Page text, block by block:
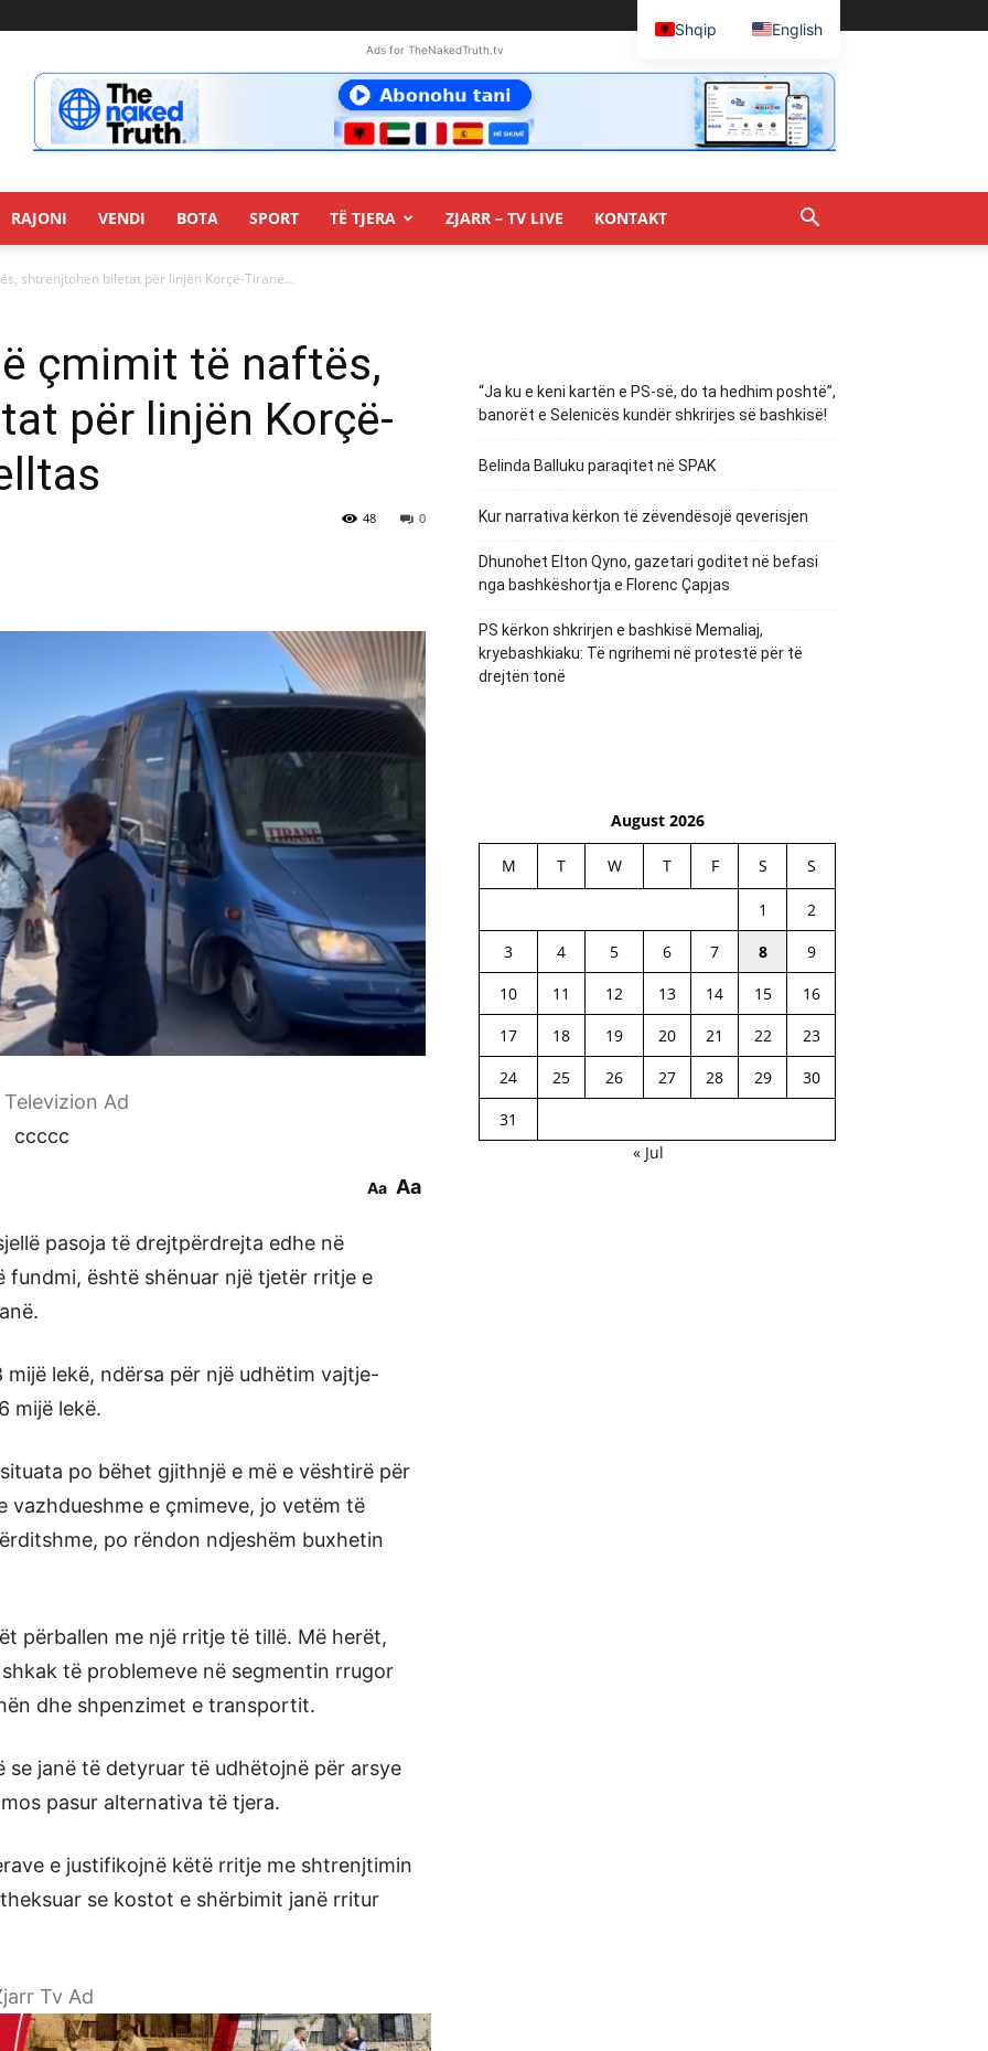
Ads for TheNakedTruth.tv
RAJONI VENDI BOTA SPORT TË TJERA ZJARR – TV LIVE KONTAKT
shtrenjtohen biletat për linjën Korçë-Tiranë...
çmimit të naftës,
për linjën Korçë-
0
48
Ad
ccccc
Aa Aa
pasoja të drejtpërdrejta edhe në
është shënuar një tjetër rritje e
lekë, ndërsa për një udhëtim vajtje-
mijë lekë.
po bëhet gjithnjë e më e vështirë për
vazhdueshme e çmimeve, jo vetëm të
po rëndon ndjeshëm buxhetin
përballen me një rritje të tillë. Më herët,
të problemeve në segmentin rrugor
dhe shpenzimet e transportit.
janë të detyruar të udhëtojnë për arsye
pasur alternativa të tjera.
e justifikojnë këtë rritje me shtrenjtimin
se kostot e shërbimit janë rritur
Tv Ad
“Ja ku e keni kartën e PS-së, do ta hedhim poshtë”,
banorët e Selenicës kundër shkrirjes së bashkisë!
Belinda Balluku paraqitet në SPAK
Kur narrativa kërkon të zëvendësojë qeverisjen
Dhunohet Elton Qyno, gazetari goditet në befasi
nga bashkëshortja e Florenc Çapjas
PS kërkon shkrirjen e bashkisë Memaliaj,
kryebashkiaku: Të ngrihemi në protestë për të
drejtën tonë
August 2026
M T W T F S S
1
2
3
4 5 6 7 8
9
10
11 12 13 14 15
16
17
18 19 20 21 22
23
24
25 26 27 28 29
30
31
« Jul
Shqip English